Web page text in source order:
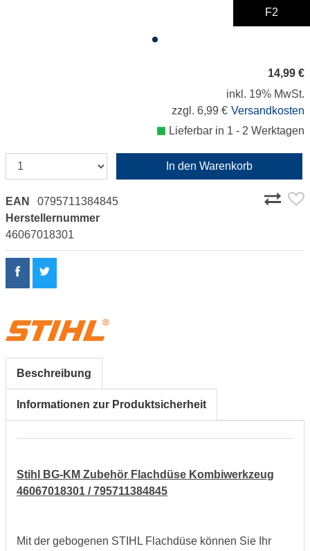
F2
14,99 €
inkl. 19% MwSt.
zzgl. 6,99 € Versandkosten
Lieferbar in 1 - 2 Werktagen
In den Warenkorb
EAN
0795711384845
Herstellernummer
46067018301
Beschreibung
Informationen zur Produktsicherheit
Stihl BG-KM Zubehör Flachdüse Kombiwerkzeug
46067018301 / 795711384845
Mit der gebogenen STIHL Flachdüse können Sie Ihr